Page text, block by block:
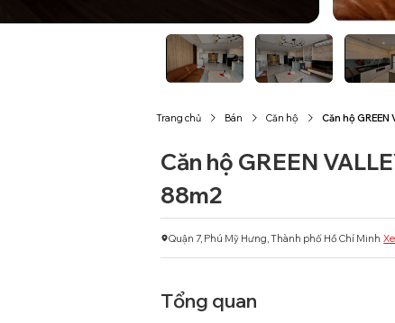
Trang chủ Bán Căn hộ Căn hộ
Căn hộ GREEN
88m2
Quận 7, Phú Mỹ Hưng, Thành phố Hồ Chí Minh
Tổng quan